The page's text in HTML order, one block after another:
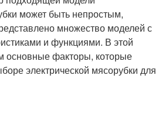
может быть непростым,
множество моделей с
и функциями. В этой
основные факторы, которые
электрической мясорубки для